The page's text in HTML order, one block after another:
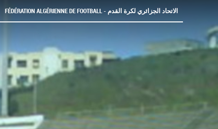
FÉDÉRATION ALGÉRIENNE DE FOOTBALL - الاتحاد الجزائري لكرة القدم